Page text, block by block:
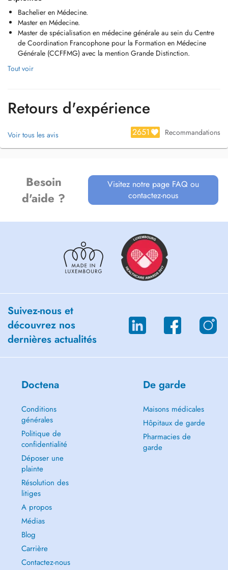
Mémorial A- N°266- Articale 28 § 1
Bachelier en Médecine.
Master en Médecine.
Master de spécialisation en médecine générale au sein du Centre
de Coordination Francophone pour la Formation en Médecine
Générale (CCFFMG) avec la mention Grande Distinction.
Tout voir
Retours d'expérience
Voir tous les avis 2651 Recommandations
Besoin
d'aide ?
Visitez notre page FAQ ou
contactez-nous
Suivez-nous et
découvrez nos
dernières actualités
Doctena
Conditions
générales
Politique de
confidentialité
Déposer une
plainte
Résolution des
litiges
A propos
Médias
Blog
Carrière
Contactez-nous
De garde
Maisons médicales
Hôpitaux de garde
Pharmacies de
garde